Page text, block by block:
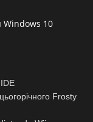
10
Frosty